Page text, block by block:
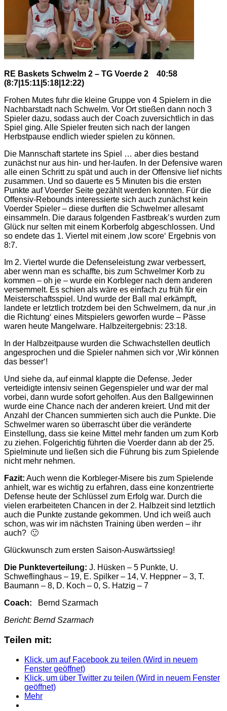
RE Baskets Schwelm 2 – TG Voerde 2 40:58
(8:7|15:11|5:18|12:22)
Frohen Mutes fuhr die kleine Gruppe von 4 Spielern in die
Nachbarstadt nach Schwelm. Vor Ort stießen dann noch 3
Spieler dazu, sodass auch der Coach zuversichtlich in das
Spiel ging. Alle Spieler freuten sich nach der langen
Herbstpause endlich wieder spielen zu können.
Die Mannschaft startete ins Spiel … aber dies bestand
zunächst nur aus hin- und her-laufen. In der Defensive waren
alle einen Schritt zu spät und auch in der Offensive lief nichts
zusammen. Und so dauerte es 5 Minuten bis die ersten
Punkte auf Voerder Seite gezählt werden konnten. Für die
Offensiv-Rebounds interessierte sich auch zunächst kein
Voerder Spieler – diese durften die Schwelmer allesamt
einsammeln. Die daraus folgenden Fastbreak’s wurden zum
Glück nur selten mit einem Korberfolg abgeschlossen. Und
so endete das 1. Viertel mit einem ‚low score‘ Ergebnis von
8:7.
Im 2. Viertel wurde die Defenseleistung zwar verbessert,
aber wenn man es schaffte, bis zum Schwelmer Korb zu
kommen – oh je – wurde ein Korbleger nach dem anderen
versemmelt. Es schien als wäre es einfach zu früh für ein
Meisterschaftsspiel. Und wurde der Ball mal erkämpft,
landete er letztlich trotzdem bei den Schwelmern, da nur ‚in
die Richtung‘ eines Mitspielers geworfen wurde – Pässe
waren heute Mangelware. Halbzeitergebnis: 23:18.
In der Halbzeitpause wurden die Schwachstellen deutlich
angesprochen und die Spieler nahmen sich vor ‚Wir können
das besser‘!
Und siehe da, auf einmal klappte die Defense. Jeder
verteidigte intensiv seinen Gegenspieler und war der mal
vorbei, dann wurde sofort geholfen. Aus den Ballgewinnen
wurde eine Chance nach der anderen kreiert. Und mit der
Anzahl der Chancen summierten sich auch die Punkte. Die
Schwelmer waren so überrascht über die veränderte
Einstellung, dass sie keine Mittel mehr fanden um zum Korb
zu ziehen. Folgerichtig führten die Voerder dann ab der 25.
Spielminute und ließen sich die Führung bis zum Spielende
nicht mehr nehmen.
Fazit: Auch wenn die Korbleger-Misere bis zum Spielende
anhielt, war es wichtig zu erfahren, dass eine konzentrierte
Defense heute der Schlüssel zum Erfolg war. Durch die
vielen erarbeiteten Chancen in der 2. Halbzeit sind letztlich
auch die Punkte zustande gekommen. Und ich weiß auch
schon, was wir im nächsten Training üben werden – ihr
auch? 🙂
Glückwunsch zum ersten Saison-Auswärtssieg!
Die Punkteverteilung: J. Hüsken – 5 Punkte, U.
Schweflinghaus – 19, E. Spilker – 14, V. Heppner – 3, T.
Baumann – 8, D. Koch – 0, S. Hatzig – 7
Coach: Bernd Szarmach
Bericht: Bernd Szarmach
Teilen mit:
Klick, um auf Facebook zu teilen (Wird in neuem
Fenster geöffnet)
Klick, um über Twitter zu teilen (Wird in neuem Fenster
geöffnet)
Mehr